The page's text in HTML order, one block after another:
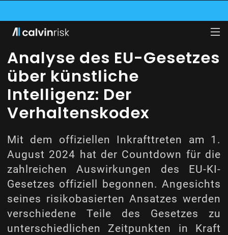
Analyse des EU-Gesetzes
über künstliche
Intelligenz: Der
Verhaltenskodex
Mit dem offiziellen Inkrafttreten am 1.
August 2024 hat der Countdown für die
zahlreichen Auswirkungen des EU-KI-
Gesetzes offiziell begonnen. Angesichts
seines risikobasierten Ansatzes werden
verschiedene Teile des Gesetzes zu
unterschiedlichen Zeitpunkten in Kraft